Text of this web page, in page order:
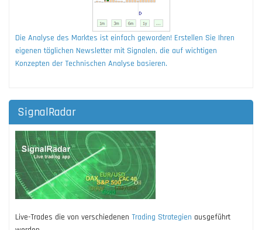
Die Analyse des Marktes ist einfach geworden! Erstellen Sie Ihren
eigenen täglichen Newsletter mit Signalen, die auf wichtigen
Konzepten der Technischen Analyse basieren.
SignalRadar
Live-Trades die von verschiedenen Trading Strategien ausgeführt